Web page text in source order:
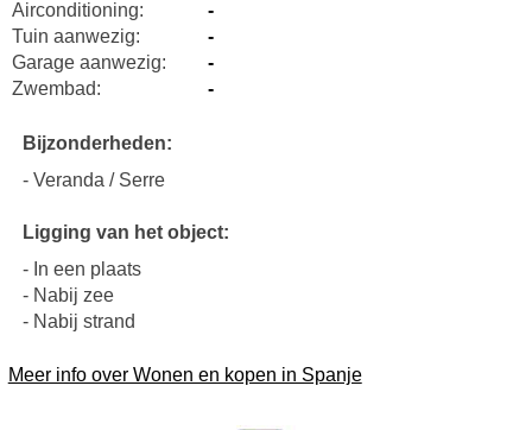
Airconditioning:
-
Tuin aanwezig:
-
Garage aanwezig:
-
Zwembad:
-
Bijzonderheden:
- Veranda / Serre
Ligging van het object:
- In een plaats
- Nabij zee
- Nabij strand
Meer info over Wonen en kopen in Spanje